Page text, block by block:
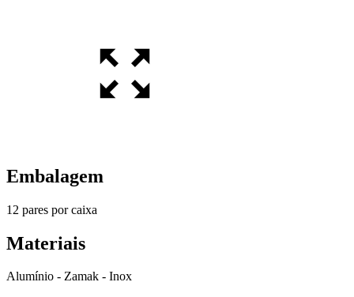
Embalagem
12 pares por caixa
Materiais
Alumínio - Zamak - Inox